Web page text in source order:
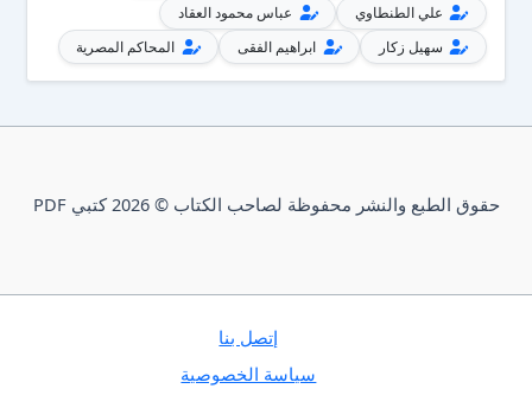
علي الطنطاوي
عباس محمود العقاد
سهيل زكار
ابراهيم الفقى المحاكم المصرية
حقوق الطبع والنشر محفوظة لصاحب الكتاب © 2026 كتبي PDF
إتصل بنا
سياسة الخصوصية